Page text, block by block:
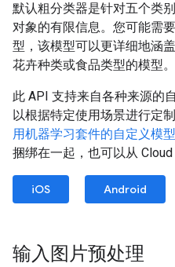
默认粗分类器是针对五个类
对象的有限信息。您可能需
型，该模型可以更详细地涵
花卉种类或食品类型的模型。
此 API 支持来自各种来源的
以根据特定使用场景进行定
用机器学习套件的自定义模型
捆绑在一起，也可以从 Cloud
iOS Android
输入图片预处理